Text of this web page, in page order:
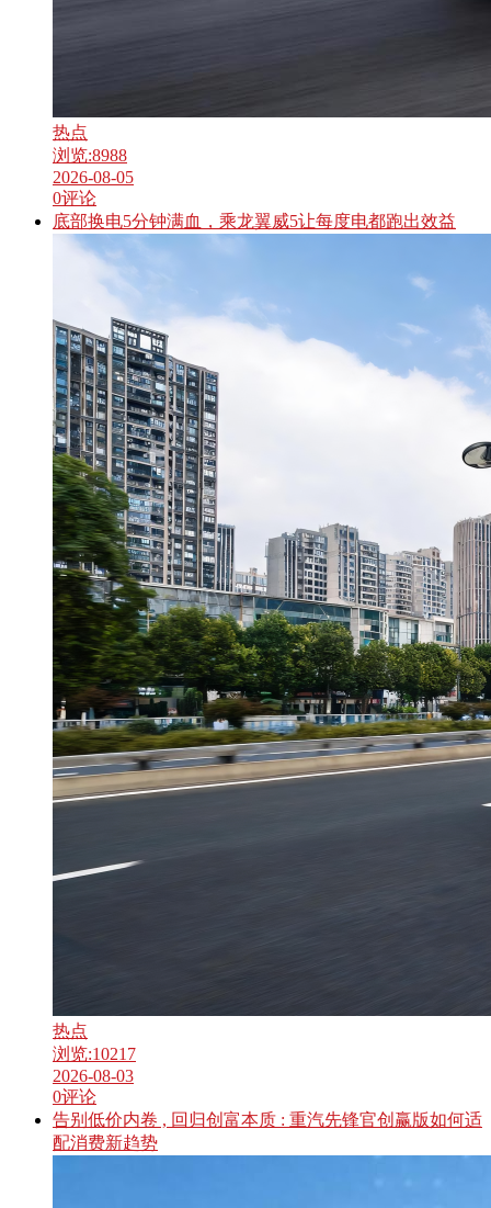
热点
浏览:8988
2026-08-05
0评论
底部换电5分钟满血，乘龙翼威5让每度电都跑出效益
热点
浏览:10217
2026-08-03
0评论
告别低价内卷 , 回归创富本质 : 重汽先锋官创赢版如何适
配消费新趋势